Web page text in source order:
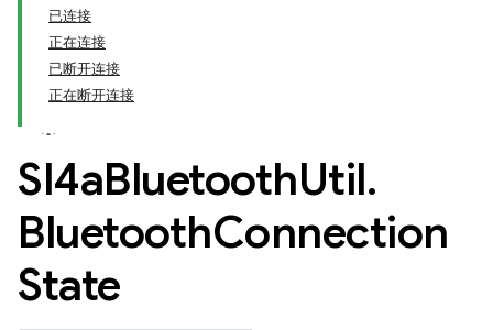
已连接
正在连接
已断开连接
正在断开连接
Sl4aBluetoothUtil.
BluetoothConnection
State